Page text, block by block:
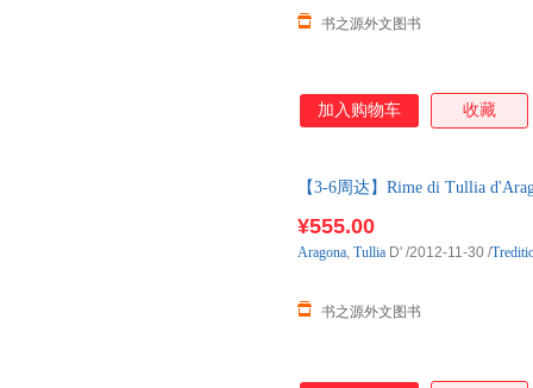
书之源外文图书
加入购物车 收藏
【3-6周达】Rime di Tullia
¥555.00
书之源外文图书
Aragona, Tullia D' /2012-11-30 /